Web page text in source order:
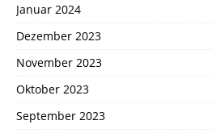
Januar 2024
Dezember 2023
November 2023
Oktober 2023
September 2023